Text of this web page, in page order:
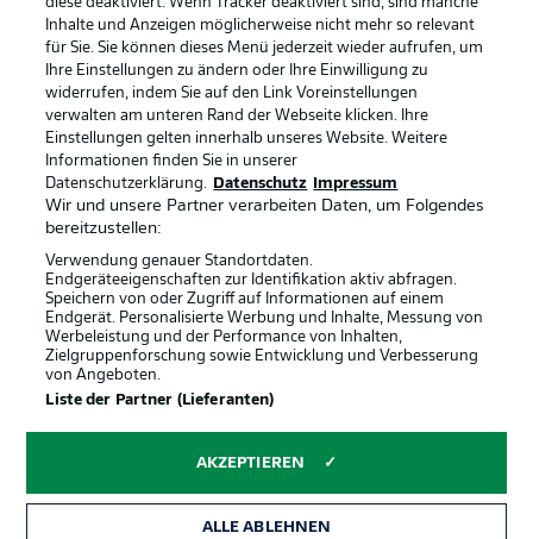
Datenschutz Nutzungsbedingungen
Broadcaster Kontakt
Jobs Impressum
Partner Spieler
Liveticker
© 2026 Bundesliga-Gruppe GmbH
Sprachauswahl
Inhalte und Anzeigen möglicherweise nicht mehr so relevant
für Sie. Sie können dieses Menü jederzeit wieder aufrufen, um
Ihre Einstellungen zu ändern oder Ihre Einwilligung zu
widerrufen, indem Sie auf den Link Voreinstellungen
verwalten am unteren Rand der Webseite klicken. Ihre
Einstellungen gelten innerhalb unseres Website. Weitere
Informationen finden Sie in unserer
Datenschutzerklärung.
Datenschutz Impressum
Wir und unsere Partner verarbeiten Daten, um Folgendes
bereitzustellen:
Verwendung genauer Standortdaten.
Endgeräteeigenschaften zur Identifikation aktiv abfragen.
Speichern von oder Zugriff auf Informationen auf einem
Endgerät. Personalisierte Werbung und Inhalte, Messung von
Werbeleistung und der Performance von Inhalten,
Zielgruppenforschung sowie Entwicklung und Verbesserung
von Angeboten.
Liste der Partner (Lieferanten)
AKZEPTIEREN
ALLE ABLEHNEN